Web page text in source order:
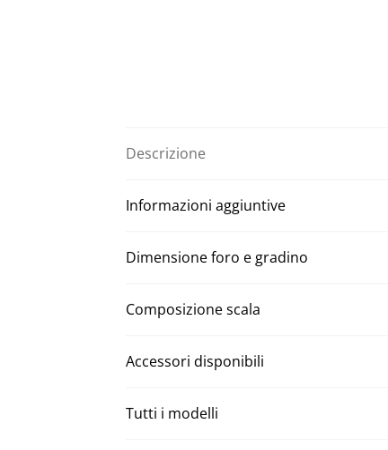
Descrizione
Informazioni aggiuntive
Dimensione foro e gradino
Composizione scala
Accessori disponibili
Tutti i modelli